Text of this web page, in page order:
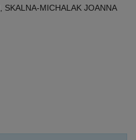
SKALNA-MICHALAK JOANNA